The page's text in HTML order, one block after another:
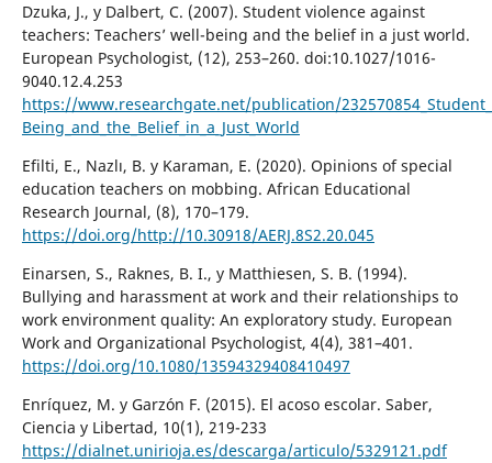
Dzuka, J., y Dalbert, C. (2007). Student violence against
teachers: Teachers’ well-being and the belief in a just world.
European Psychologist, (12), 253–260. doi:10.1027/1016-
9040.12.4.253
https://www.researchgate.net/publication/
Being_and_the_Belief_in_a_Just_World
Efilti, E., Nazlı, B. y Karaman, E. (2020). Opinions of special
education teachers on mobbing. African Educational
Research Journal, (8), 170–179.
https://doi.org/http://10.30918/AERJ.8S2.20.045
Einarsen, S., Raknes, B. I., y Matthiesen, S. B. (1994).
Bullying and harassment at work and their relationships to
work environment quality: An exploratory study. European
Work and Organizational Psychologist, 4(4), 381–401.
https://doi.org/10.1080/13594329408410497
Enríquez, M. y Garzón F. (2015). El acoso escolar. Saber,
Ciencia y Libertad, 10(1), 219-233
https://dialnet.unirioja.es/descarga/articulo/5329121.pdf